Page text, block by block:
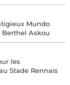
Mundo
Berthel Askou
les
Stade Rennais